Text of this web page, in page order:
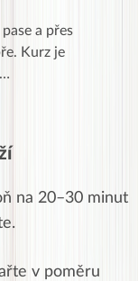
a přes
Kurz je
na 20–30 minut
v poměru